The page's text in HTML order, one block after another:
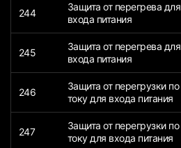
244
Защита от перегрева для
входа питания
245
Защита от перегрева для
входа питания
246
Защита от перегрузки по
току для входа питания
247
Защита от перегрузки по
току для входа питания